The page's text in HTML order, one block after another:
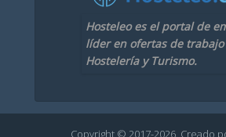
Hosteleo es el portal de
líder en ofertas de trabajo
Hostelería y Turismo.